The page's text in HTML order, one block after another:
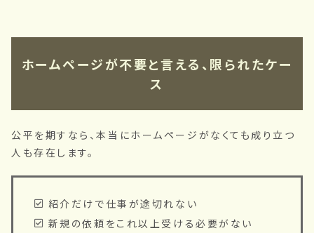
ホームページが不要と言える、限られたケー
ス
公平を期すなら、本当にホームページがなくても成り立つ
人も存在します。
紹介だけで仕事が途切れない
新規の依頼をこれ以上受ける必要がない